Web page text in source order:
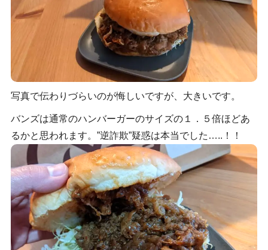
写真で伝わりづらいのが悔しいですが、大きいです。
バンズは通常のハンバーガーのサイズの１．５倍ほどあ
るかと思われます。”逆詐欺”疑惑は本当でした…..！！